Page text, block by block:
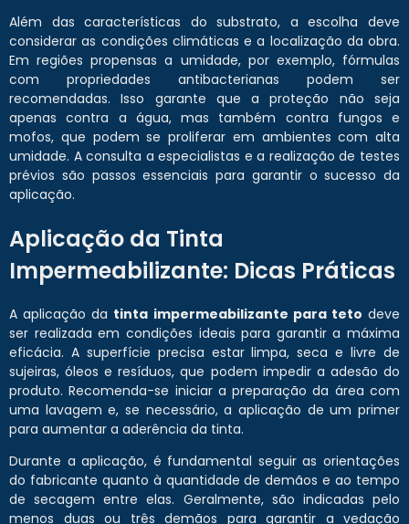
Além das características do substrato, a escolha deve
considerar as condições climáticas e a localização da obra.
Em regiões propensas a umidade, por exemplo, fórmulas
com propriedades antibacterianas podem ser
recomendadas. Isso garante que a proteção não seja
apenas contra a água, mas também contra fungos e
mofos, que podem se proliferar em ambientes com alta
umidade. A consulta a especialistas e a realização de testes
prévios são passos essenciais para garantir o sucesso da
aplicação.
Aplicação da Tinta
Impermeabilizante: Dicas Práticas
A aplicação da tinta impermeabilizante para teto deve
ser realizada em condições ideais para garantir a máxima
eficácia. A superfície precisa estar limpa, seca e livre de
sujeiras, óleos e resíduos, que podem impedir a adesão do
produto. Recomenda-se iniciar a preparação da área com
uma lavagem e, se necessário, a aplicação de um primer
para aumentar a aderência da tinta.
Durante a aplicação, é fundamental seguir as orientações
do fabricante quanto à quantidade de demãos e ao tempo
de secagem entre elas. Geralmente, são indicadas pelo
menos duas ou três demãos para garantir a vedação